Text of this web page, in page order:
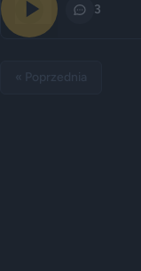
3
« Poprzednia